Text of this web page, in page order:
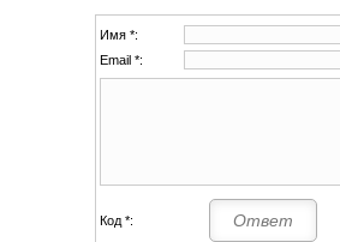
Имя *:
Email *:
Код *: